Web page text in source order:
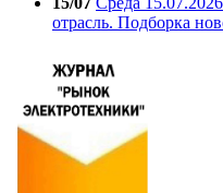
отрасль. Подборка